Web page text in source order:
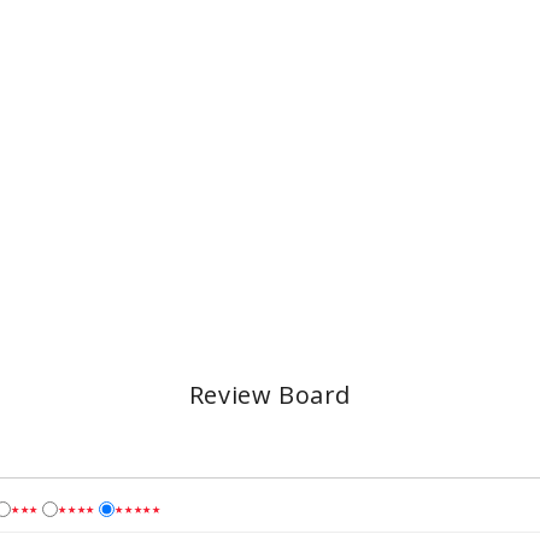
Review Board
★★★ ★★★★ ★★★★★